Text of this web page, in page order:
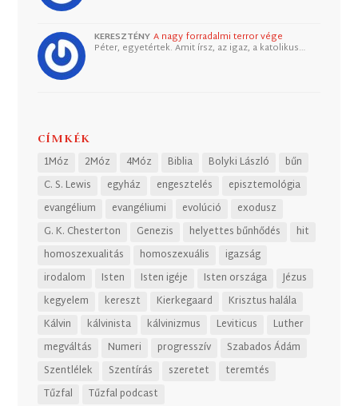
KERESZTÉNY A nagy forradalmi terror vége
Péter, egyetértek. Amit írsz, az igaz, a katolikus…
CÍMKÉK
1Móz 2Móz 4Móz Biblia Bolyki László
bűn
C. S. Lewis
egyház engesztelés
episztemológia
evangélium
evangéliumi evolúció
exodusz
G. K. Chesterton
Genezis helyettes bűnhődés
hit
homoszexualitás
homoszexuális
igazság
irodalom
Isten Isten igéje Isten országa
Jézus
kegyelem
kereszt Kierkegaard
Krisztus halála
Kálvin
kálvinista kálvinizmus Leviticus
Luther
megváltás
Numeri progresszív
Szabados Ádám
Szentlélek
Szentírás szeretet
teremtés
Tűzfal
Tűzfal podcast